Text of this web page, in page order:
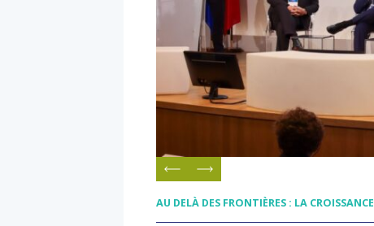
AU DELÀ DES FRONTIÈRES : LA CROISSANCE